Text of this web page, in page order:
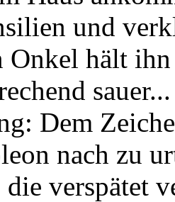
und
Onkel hält
sauer...
Dem
nach zu
die verspätet